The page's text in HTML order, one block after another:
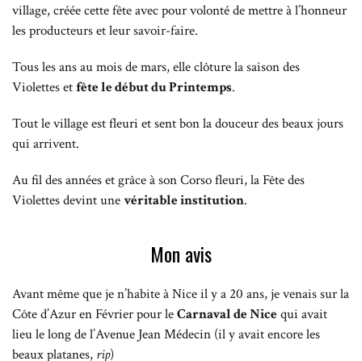
village, créée cette fête avec pour volonté de mettre à l’honneur
les producteurs et leur savoir-faire.
Tous les ans au mois de mars, elle clôture la saison des
Violettes etfête le début du Printemps.
Tout le village est fleuri et sent bon la douceur des beaux jours
qui arrivent.
Au fil des années et grâce à son Corso fleuri, la Fête des
Violettes devint unevéritable institution.
Mon avis
Avant même que je n’habite à Nice il y a 20 ans, je venais sur la
Côte d’Azur en Février pour leCarnaval de Nicequi avait
lieu le long de l’Avenue Jean Médecin (il y avait encore les
beaux platanes, rip)